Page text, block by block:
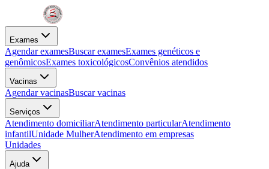
Exames
Agendar examesBuscar examesExames genéticos e
genômicosExames toxicológicosConvênios atendidos
Vacinas
Agendar vacinasBuscar vacinas
Serviços
Atendimento domiciliarAtendimento particularAtendimento
infantilUnidade MulherAtendimento em empresas
Unidades
Ajuda